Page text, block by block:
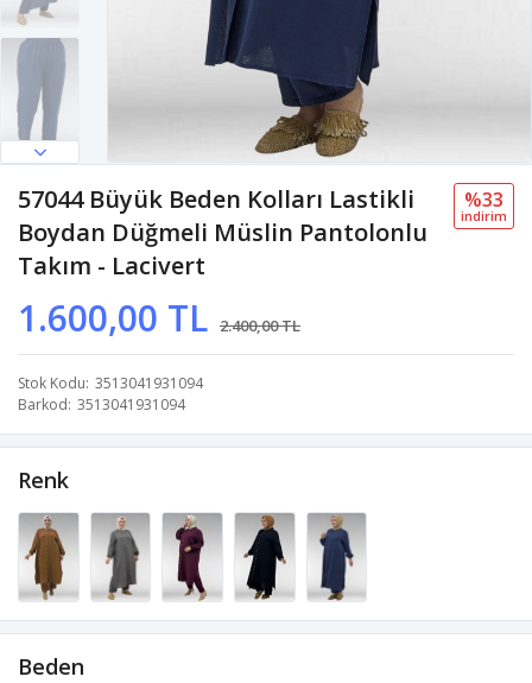
57044 Büyük Beden Kolları Lastikli
Boydan Düğmeli Müslin Pantolonlu
Takım - Lacivert
1.600,00 TL 2.400,00 TL
%33
i̇ndi̇ri̇m
Stok Kodu 3513041931094
Barkod 3513041931094
Renk
Beden